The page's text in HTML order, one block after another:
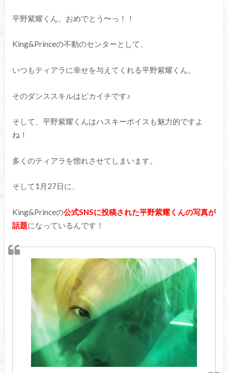
平野紫耀くん、おめでとう〜っ！！
King&Princeの不動のセンターとして、
いつもティアラに幸せを与えてくれる平野紫耀くん。
そのダンススキルはピカイチです♪
そして、平野紫耀くんはハスキーボイスも魅力的ですよ
ね！
多くのティアラを惚れさせてしまいます。
そして1月27日に、
King&Princeの公式SNSに投稿された平野紫耀くんの写真が
話題になっているんです！